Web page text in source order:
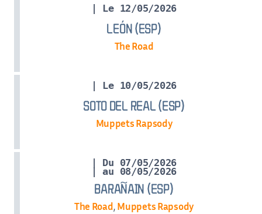
| Le 12/05/2026
LEÓN (ESP)
The Road
| Le 10/05/2026
SOTO DEL REAL (ESP)
Muppets Rapsody
| Du 07/05/2026
BARAÑAIN (ESP)
| au 08/05/2026
The Road,Muppets Rapsody